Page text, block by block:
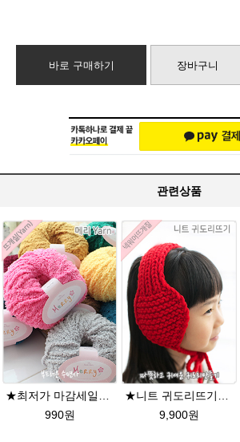
바로 구매하기 장바구니
관련상품
★최저가 마감세일★merry메리/털실/수면뜨개실/뜨개질실/손뜨개실/목도리털실
990원
★니트 귀도리뜨기★발렌타인울 뜨개실 DIY 뜨개질
9,900원